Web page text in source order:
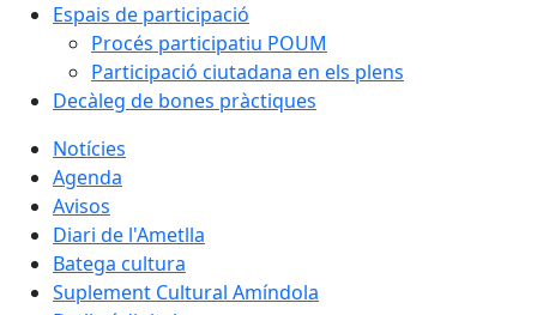
Espais de participació
Procés participatiu POUM
Participació ciutadana en els plens
Decàleg de bones pràctiques
Notícies
Agenda
Avisos
Diari de l'Ametlla
Batega cultura
Suplement Cultural Amíndola